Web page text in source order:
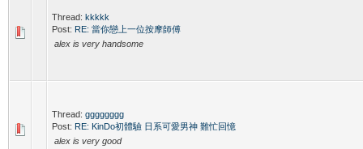
Thread: kkkkk
Post: RE: 當你戀上一位按摩師傅
alex is very handsome
Thread: gggggggg
Post: RE: KinDo初體驗 日系可愛男神 難忙回憶
alex is very good